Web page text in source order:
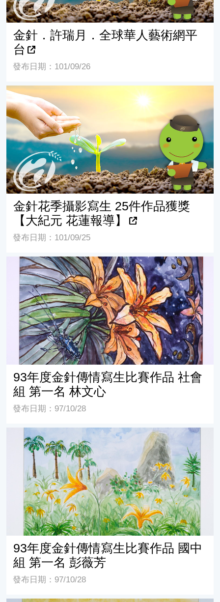
金針．許瑞月．全球華人藝術網平
台
發布日期：101/09/26
金針花季攝影寫生 25件作品獲獎【大紀元 花蓮報導】
金針花季攝影寫生 25件作品獲獎
【大紀元 花蓮報導】
發布日期：101/09/25
93年度金針傳情寫生比賽作品 社會組 第一名 林文心
93年度金針傳情寫生比賽作品 社會
組 第一名 林文心
發布日期：97/10/28
93年度金針傳情寫生比賽作品 國中組 第一名 彭薇芳
93年度金針傳情寫生比賽作品 國中
組 第一名 彭薇芳
發布日期：97/10/28